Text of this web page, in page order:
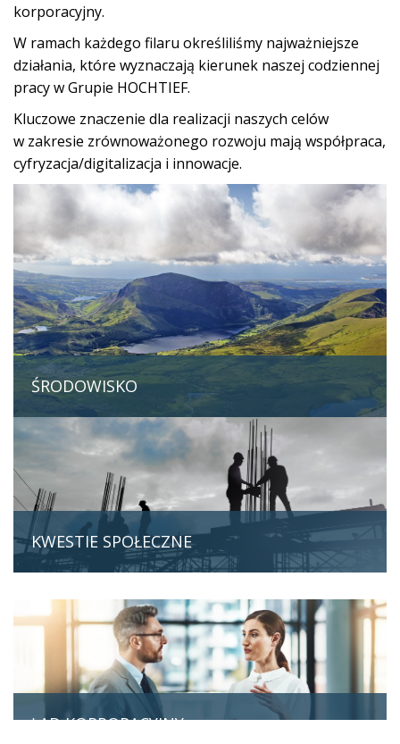
korporacyjny.
W ramach każdego filaru określiliśmy najważniejsze
działania, które wyznaczają kierunek naszej codziennej
pracy w Grupie HOCHTIEF.
Kluczowe znaczenie dla realizacji naszych celów
w zakresie zrównoważonego rozwoju mają współpraca,
cyfryzacja/digitalizacja i innowacje.
ŚRODOWISKO
KWESTIE SPOŁECZNE
ŁAD KORPORACYJNY